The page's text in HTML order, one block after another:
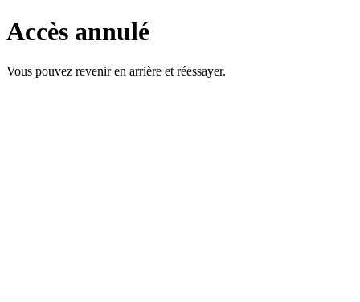
Accès annulé
Vous pouvez revenir en arrière et réessayer.